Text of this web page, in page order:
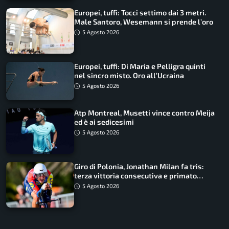
Europei, tuffi: Tocci settimo dai 3 metri.
Male Santoro, Wesemann si prende l’oro
5 Agosto 2026
Europei, tuffi: Di Maria e Pelligra quinti
nel sincro misto. Oro all’Ucraina
5 Agosto 2026
Atp Montreal, Musetti vince contro Meija
ed è ai sedicesimi
5 Agosto 2026
Giro di Polonia, Jonathan Milan fa tris:
terza vittoria consecutiva e primato
rafforzato
5 Agosto 2026